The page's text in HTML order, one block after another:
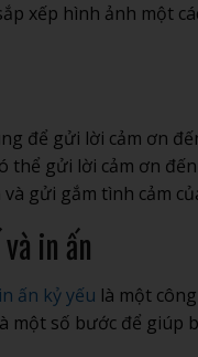
xếp hình ảnh một
để gửi lời cảm ơn
thể gửi lời cảm ơn
và gửi gắm tình cảm
in ấn
in ấn kỷ yếu là một
số bước để giúp